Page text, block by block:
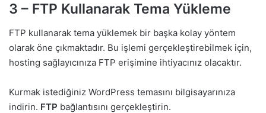
3 – FTP Kullanarak Tema Yükleme
FTP kullanarak tema yüklemek bir başka kolay yöntem
olarak öne çıkmaktadır. Bu işlemi gerçekleştirebilmek için,
hosting sağlayıcınıza FTP erişimine ihtiyacınız olacaktır.
Kurmak istediğiniz WordPress temasını bilgisayarınıza
indirin. FTP bağlantısını gerçekleştirin.